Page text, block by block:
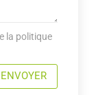
la politique
ENVOYER